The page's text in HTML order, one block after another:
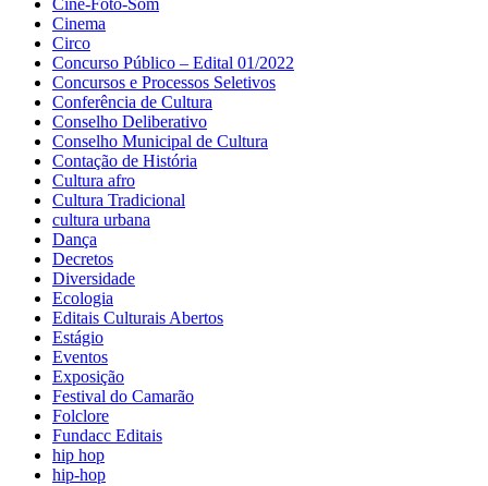
Cine-Foto-Som
Cinema
Circo
Concurso Público – Edital 01/2022
Concursos e Processos Seletivos
Conferência de Cultura
Conselho Deliberativo
Conselho Municipal de Cultura
Contação de História
Cultura afro
Cultura Tradicional
cultura urbana
Dança
Decretos
Diversidade
Ecologia
Editais Culturais Abertos
Estágio
Eventos
Exposição
Festival do Camarão
Folclore
Fundacc Editais
hip hop
hip-hop